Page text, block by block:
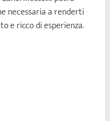
necessaria a renderti
e ricco di esperienza.